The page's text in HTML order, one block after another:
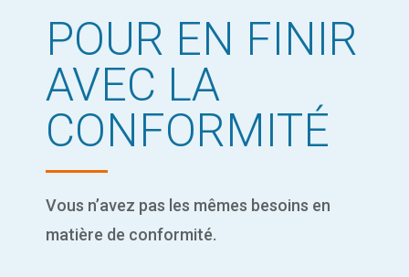
POUR EN FINIR
AVEC LA
CONFORMITÉ
Vous n’avez pas les mêmes besoins en
matière de conformité.